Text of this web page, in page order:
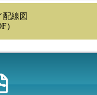
配線図
）